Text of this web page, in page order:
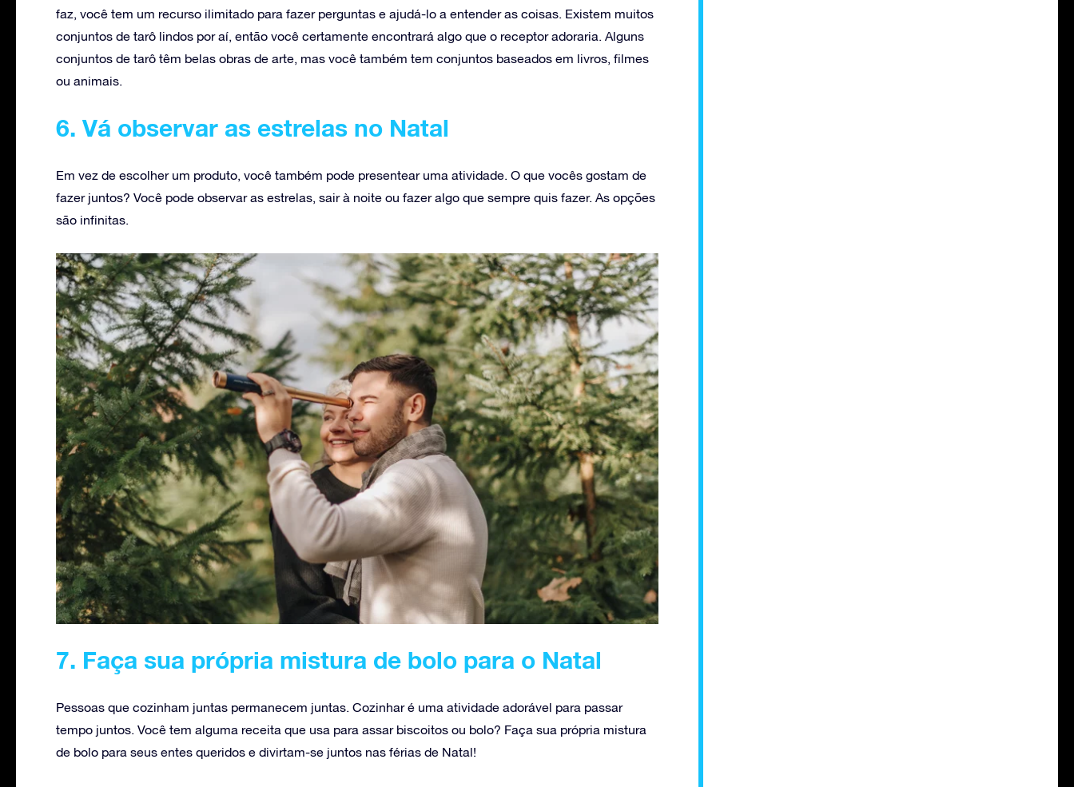
faz, você tem um recurso ilimitado para fazer perguntas e ajudá-lo a entender as coisas. Existem muitos
conjuntos de tarô lindos por aí, então você certamente encontrará algo que o receptor adoraria. Alguns
conjuntos de tarô têm belas obras de arte, mas você também tem conjuntos baseados em livros, filmes
ou animais.
6. Vá observar as estrelas no Natal
Em vez de escolher um produto, você também pode presentear uma atividade. O que vocês gostam de
fazer juntos? Você pode observar as estrelas, sair à noite ou fazer algo que sempre quis fazer. As opções
são infinitas.
7. Faça sua própria mistura de bolo para o Natal
Pessoas que cozinham juntas permanecem juntas. Cozinhar é uma atividade adorável para passar
tempo juntos. Você tem alguma receita que usa para assar biscoitos ou bolo? Faça sua própria mistura
de bolo para seus entes queridos e divirtam-se juntos nas férias de Natal!